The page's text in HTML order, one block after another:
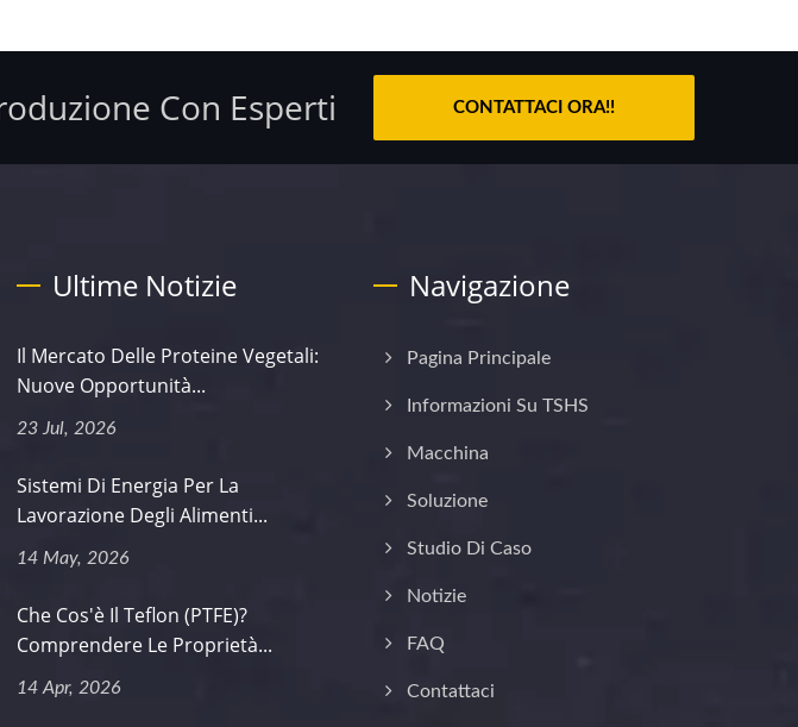
Con Esperti CONTATTACI ORA!!
Ultime Notizie
Il Mercato Delle Proteine Vegetali:
Nuove Opportunità...
23 Jul, 2026
Sistemi Di Energia Per La
Lavorazione Degli Alimenti...
14 May, 2026
Che Cos'è Il Teflon (PTFE)?
Comprendere Le Proprietà...
14 Apr, 2026
Navigazione
Pagina Principale
Informazioni Su TSHS
Macchina
Soluzione
Studio Di Caso
Notizie
FAQ
Contattaci